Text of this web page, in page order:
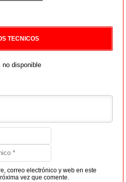
TECNICOS
no disponible
correo electrónico y web en este
vez que comente.